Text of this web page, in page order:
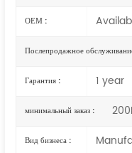
ОЕМ :
Послепродажное
Гарантия : 1 year
минимальный заказ :
Вид бизнеса :